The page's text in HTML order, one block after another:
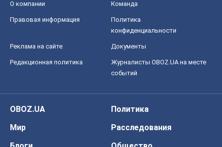
О компании Команда
Правовая информация
Политика
конфиденциальности
Реклама на сайте Документы
Редакционная политика
Журналисты OBOZ.UA на месте
событий
OBOZ.UA
Политика
Мир
Расследования